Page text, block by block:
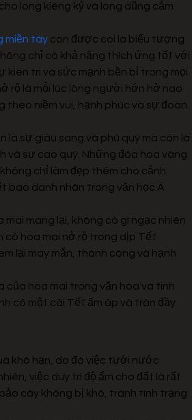
lòng kiêng kỷ và lòng dũng cảm
miền tây còn được coi là biểu tượng
chỉ có khả năng thích ứng tốt với
kiên trì và sức mạnh bền bỉ trong mọi
rộ là mỗi lúc lòng người hớn hở nao
theo niềm vui, hạnh phúc và sự đoàn
là sự giàu sang và phú quý mà còn là
và sự cao quý. Những đóa hoa vàng
chỉ làm đẹp thêm cho cảnh
bao danh nhân trong văn học Á
mang lại, không có gì ngạc nhiên
có hoa mai nở rộ trong dịp Tết
lại may mắn, thành công và hạnh
của hoa mai trong văn hóa và tinh
có một cái Tết ấm áp và tràn đầy
khô hạn, do đó việc tưới nước
việc duy trì độ ẩm cho đất là rất
cây không bị khô, tránh tình trạng